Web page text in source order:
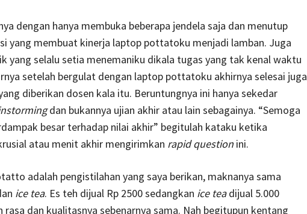
dengan hanya membuka beberapa jendela saja dan menutup
yang membuat kinerja laptop pottatoku menjadi lamban. Juga
yang selalu setia menemaniku dikala tugas yang tak kenal waktu
setelah bergulat dengan laptop pottatoku akhirnya selesai juga
diberikan dosen kala itu. Beruntungnya ini hanya sekedar
dan bukannya ujian akhir atau lain sebagainya. “Semoga
besar terhadap nilai akhir” begitulah kataku ketika
atau menit akhir mengirimkan rapid questionini.
adalah pengistilahan yang saya berikan, maknanya sama
ice tea. Es teh dijual Rp 2500 sedangkan ice teadijual 5.000
rasa dan kualitasnya sebenarnya sama. Nah begitupun kentang